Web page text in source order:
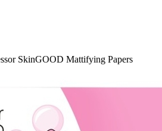
SkinGOOD Mattifying Papers